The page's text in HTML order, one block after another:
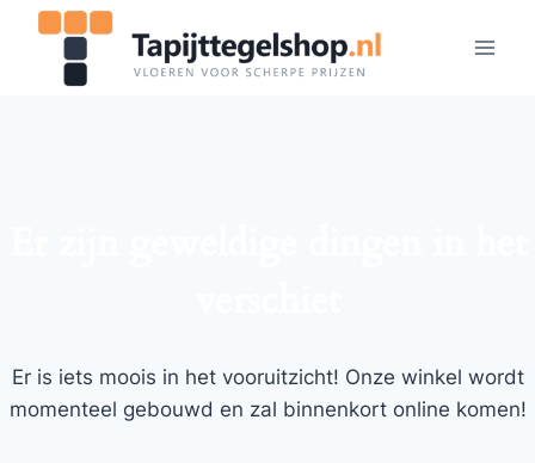
Doorgaan
inhoud
Er is iets moois in het vooruitzicht! Onze winkel wordt
momenteel gebouwd en zal binnenkort online komen!